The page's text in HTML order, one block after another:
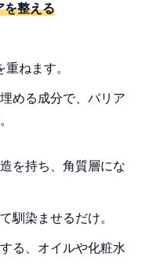
を整える
ねます。
める成分で、バリア
を持ち、角質層にな
馴染ませるだけ。
る、オイルや化粧水